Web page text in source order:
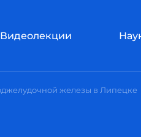
Видеолекции
железы в Липецке